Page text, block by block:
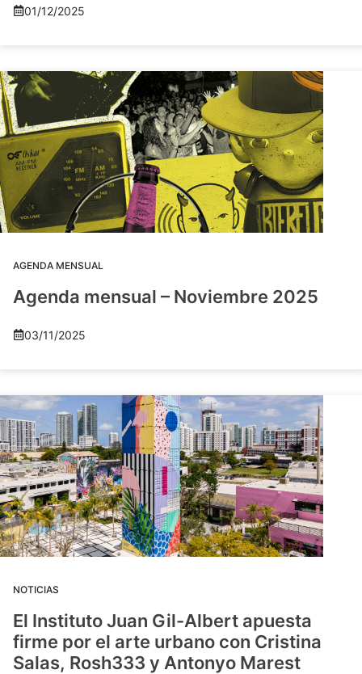
01/12/2025
AGENDA MENSUAL
Agenda mensual – Noviembre 2025
03/11/2025
NOTICIAS
El Instituto Juan Gil-Albert apuesta
firme por el arte urbano con Cristina
Salas, Rosh333 y Antonyo Marest